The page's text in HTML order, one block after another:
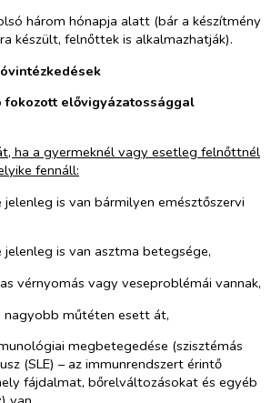
három hónapja alatt (bár a készítmény
készült, felnőttek is alkalmazhatják).
elővigyázatossággal
ha a gyermeknél vagy esetleg felnőttnél
fennáll:
is van bármilyen emésztőszervi
is van asztma betegsége,
vérnyomás vagy veseproblémái vannak,
nagyobb műtéten esett át,
megbetegedése (szisztémás
(SLE) – az immunrendszert érintő
fájdalmat, bőrelváltozásokat és egyéb